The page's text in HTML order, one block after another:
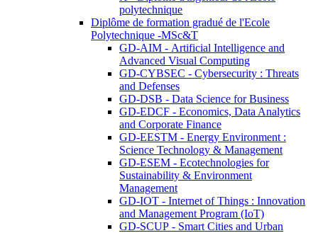
polytechnique
Diplôme de formation gradué de l'Ecole
Polytechnique -MSc&T
GD-AIM - Artificial Intelligence and
Advanced Visual Computing
GD-CYBSEC - Cybersecurity : Threats
and Defenses
GD-DSB - Data Science for Business
GD-EDCF - Economics, Data Analytics
and Corporate Finance
GD-EESTM - Energy Environment :
Science Technology & Management
GD-ESEM - Ecotechnologies for
Sustainability & Environment
Management
GD-IOT - Internet of Things : Innovation
and Management Program (IoT)
GD-SCUP - Smart Cities and Urban